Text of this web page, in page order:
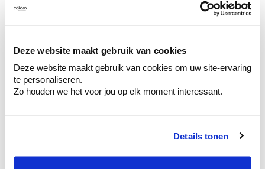
Deze website maakt gebruik van cookies
Deze website maakt gebruik van cookies om uw site-ervaring
te personaliseren.
Zo houden we het voor jou op elk moment interessant.
Details tonen
Kleuradvies aan huis
Ga samen met de kleuradviseur door je
ruimtes.
Krijg kleuradvies op basis van de lichtinval